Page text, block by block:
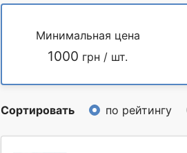
Минимальная цена
1000 грн / шт.
Сортировать по рейтингу